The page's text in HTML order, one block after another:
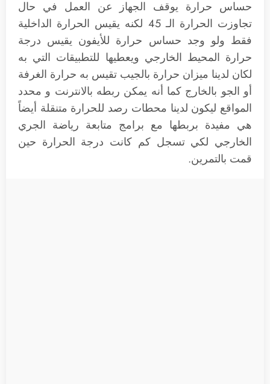
حساس حرارة يوقف الجهاز عن العمل في حال
تجاوزت الحرارة الـ 45 لكنه يقيس الحرارة الداخلية
فقط ولو وجد حساس حرارة للأيفون يقيس درجة
حرارة المحيط الخارجي ويعطيها للتطبيقات التي به
لكان لدينا ميزان حرارة بالجيب تقيس به حرارة الغرفة
أو الجو بالخارج كما أنه يمكن ربطه بالانترنت و محدد
المواقع ليكون لدينا محطات رصد للحرارة متنقلة أيضاً
هي مفيدة بربطها مع برامج متابعة رياضة الجري
الخارجي لكي تسجل كم كانت درجة الحرارة حين
قمت بالتمرين.